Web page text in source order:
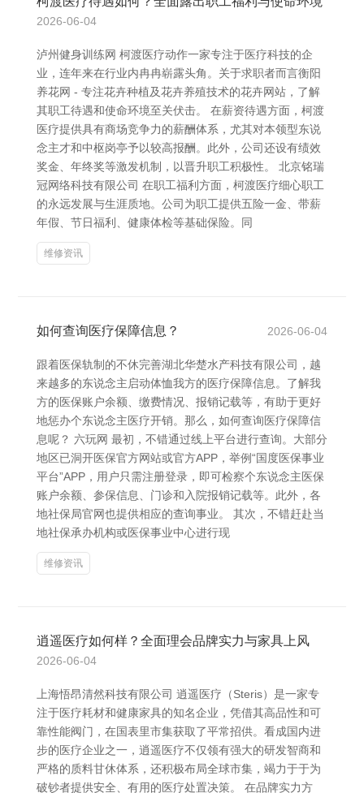
2026-06-04
泸州健身训练网 柯渡医疗动作一家专注于医疗科技的企
业，连年来在行业内冉冉崭露头角。关于求职者而言衡阳
养花网 - 专注花卉种植及花卉养殖技术的花卉网站，了解
其职工待遇和使命环境至关伏击。 在薪资待遇方面，柯渡
医疗提供具有商场竞争力的薪酬体系，尤其对本领型东说
念主才和中枢岗亭予以较高报酬。此外，公司还设有绩效
奖金、年终奖等激发机制，以晋升职工积极性。 北京铭瑞
冠网络科技有限公司 在职工福利方面，柯渡医疗细心职工
的永远发展与生涯质地。公司为职工提供五险一金、带薪
年假、节日福利、健康体检等基础保险。同
维修资讯
如何查询医疗保障信息？ 2026-06-04
跟着医保轨制的不休完善湖北华楚水产科技有限公司，越
来越多的东说念主启动体恤我方的医疗保障信息。了解我
方的医保账户余额、缴费情况、报销记载等，有助于更好
地惩办个东说念主医疗开销。那么，如何查询医疗保障信
息呢？ 六玩网 最初，不错通过线上平台进行查询。大部分
地区已洞开医保官方网站或官方APP，举例“国度医保事业
平台”APP，用户只需注册登录，即可检察个东说念主医保
账户余额、参保信息、门诊和入院报销记载等。此外，各
地社保局官网也提供相应的查询事业。 其次，不错赶赴当
地社保承办机构或医保事业中心进行现
维修资讯
逍遥医疗如何样？全面理会品牌实力与家具上风
2026-06-04
上海悟昂清然科技有限公司 逍遥医疗（Steris）是一家专
注于医疗耗材和健康家具的知名企业，凭借其高品性和可
靠性能阀门，在国表里市集获取了平常招供。看成国内进
步的医疗企业之一，逍遥医疗不仅领有强大的研发智商和
严格的质料甘休体系，还积极布局全球市集，竭力于于为
破钞者提供安全、有用的医疗处置决策。 在品牌实力方